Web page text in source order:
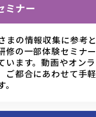
ミナー
まの情報収集に参考
修の一部体験セミナ
います。動画やオン
ご都合にあわせて手